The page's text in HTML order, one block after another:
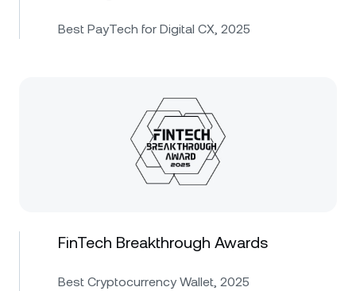
Best PayTech for Digital CX, 2025
FinTech Breakthrough Awards
Best Cryptocurrency Wallet, 2025